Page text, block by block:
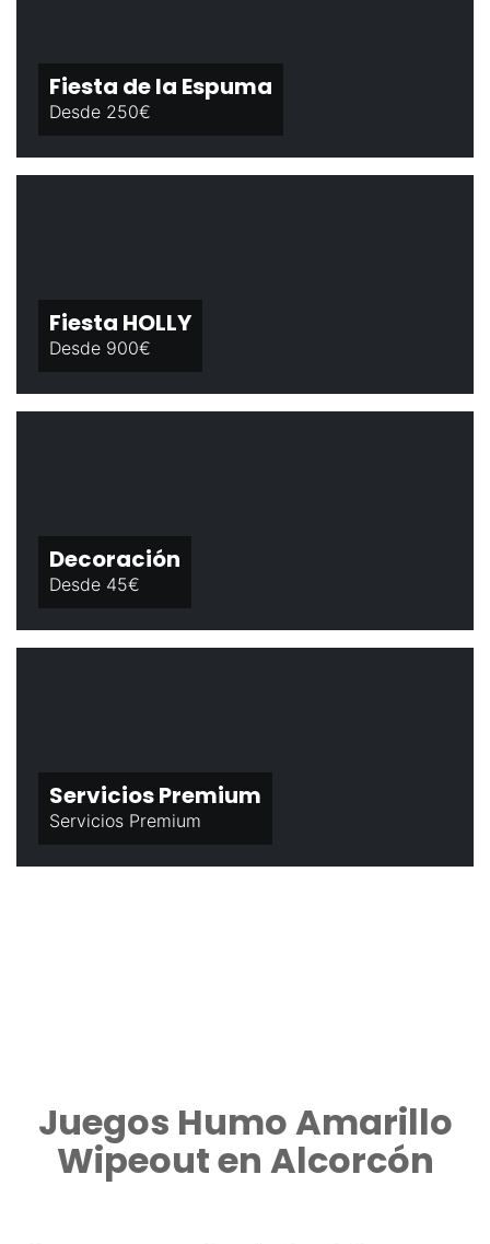
Fiesta de la Espuma
Desde 250€
Fiesta HOLLY
Desde 900€
Decoración
Desde 45€
Servicios Premium
Servicios Premium
Juegos Humo Amarillo
Wipeout en Alcorcón